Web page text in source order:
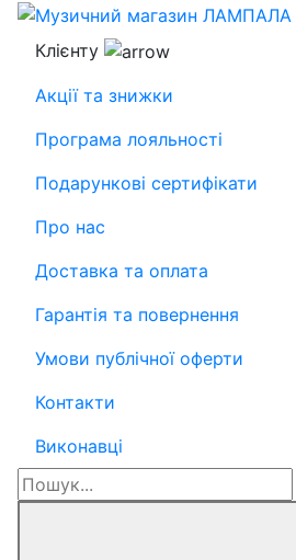
Клієнту
Акції та знижки
Програма лояльності
Подарункові сертифікати
Про нас
Доставка та оплата
Гарантія та повернення
Умови публічної оферти
Контакти
Виконавці